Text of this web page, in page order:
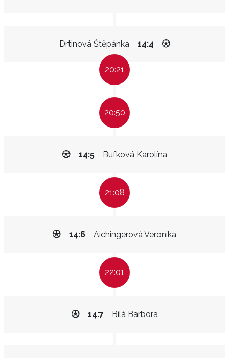
Drtinová Štěpánka 14:4
20:21
20:50
Bufková Karolína
14:5
21:08
Aichingerová Veronika
14:6
22:01
Bílá Barbora
14:7